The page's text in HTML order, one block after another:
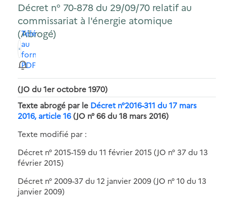
Décret n° 70-878 du 29/09/70 relatif au
commissariat à l'énergie atomique
(Abrogé)
Télécharger
au
format
PDF
(JO du 1er octobre 1970)
Texte abrogé par le Décret n°2016-311 du 17 mars
2016, article 16(JO n° 66 du 18 mars 2016)
Texte modifié par :
Décret n° 2015-159 du 11 février 2015 (JO n° 37 du 13
février 2015)
Décret n° 2009-37 du 12 janvier 2009 (JO n° 10 du 13
janvier 2009)